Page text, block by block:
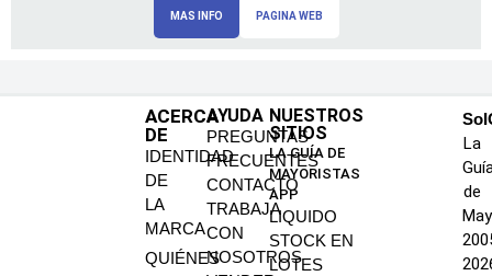
MAS INFO PAGINA WEB
ACERCA
DE
IDENTIDAD
DE
LA
MARCA
QUIÉNES
AYUDA
PREGUNTAS
FRECUENTES
CONTACTO
TRABAJA
CON
NOSOTROS
NUESTROS
SITIOS
LA GUÍA DE
MAYORISTAS
APP
LIQUIDO
STOCK EN
LOTES
La
de